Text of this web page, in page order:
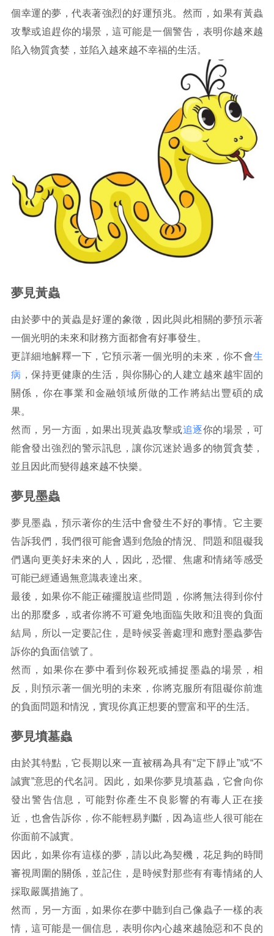
個幸運的夢，代表著強烈的好運預兆。然而，如果有黃蟲
攻擊或追趕你的場景，這可能是一個警告，表明你越來越
陷入物質貪婪，並陷入越來越不幸福的生活。
夢見黃蟲
由於夢中的黃蟲是好運的象徵，因此與此相關的夢預示著
一個光明的未來和財務方面都會有好事發生。
更詳細地解釋一下，它預示著一個光明的未來，你不會生
病 ，保持更健康的生活，與你關心的人建立越來越牢固的
關係，你在事業和金融領域所做的工作將結出豐碩的成
果。
然而，另一方面，如果出現黃蟲攻擊或追逐你的場景，可
能會發出強烈的警示訊息，讓你沉迷於過多的物質貪婪，
並且因此而變得越來越不快樂。
夢見墨蟲
夢見墨蟲，預示著你的生活中會發生不好的事情。它主要
告訴我們，我們很可能會遇到危險的情況、問題和阻礙我
們邁向更美好未來的人，因此，恐懼、焦慮和情緒等感受
可能已經通過無意識表達出來。
最後，如果你不能正確擺脫這些問題，你將無法得到你付
出的那麼多，或者你將不可避免地面臨失敗和沮喪的負面
結局，所以一定要記住，是時候妥善處理和應對墨蟲夢告
訴你的負面信號了。
然而，如果你在夢中看到你殺死或捕捉墨蟲的場景，相
反，則預示著一個光明的未來，你將克服所有阻礙你前進
的負面問題和情況，實現你真正想要的豐富和平的生活。
夢見墳墓蟲
由於其特點，它長期以來一直被稱為具有“定下靜止”或“不
誠實”意思的代名詞。因此，如果你夢見墳墓蟲，它會向你
發出警告信息，可能對你產生不良影響的有毒人正在接
近，也會告訴你，你不能輕易判斷，因為這些人很可能在
你面前不誠實。
因此，如果你有這樣的夢，請以此為契機，花足夠的時間
審視周圍的關係，並記住，是時候對那些有有毒情緒的人
採取嚴厲措施了。
然而，另一方面，如果你在夢中聽到自己像蟲子一樣的表
情，這可能是一個信息，表明你內心越來越險惡和不良的